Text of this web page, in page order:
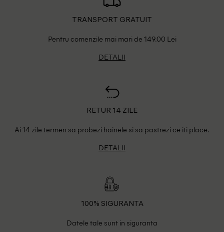
TRANSPORT GRATUIT
Pentru comenzile mai mari de 149.00 Lei
DETALII
RETUR 14 ZILE
Ai 14 zile termen sa probezi hainele si sa pastrezi ce iti place.
DETALII
100% SIGURANTA
Datele tale sunt in siguranta